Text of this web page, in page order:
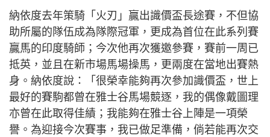
納依度去年策騎「火刃」贏出識價盃長途賽，不但協
助所屬的隊伍成為隊際冠軍，更成為首位在此系列賽
贏馬的印度騎師；今次他再次獲邀參賽，賽前一周已
抵英，並且在新市場馬場操馬，更兩度在當地出賽熱
身。納依度說：「很榮幸能夠再次參加識價盃，世上
最好的賽駒都曾在雅士谷馬場競逐，我的偶像戴圖理
亦曾在此取得佳績；我能夠在雅士谷上陣是一項榮
譽。為迎接今次賽事，我已做足準備，倘若能再次交